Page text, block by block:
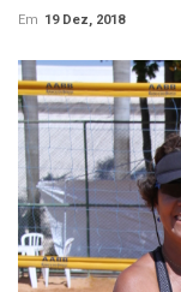
Em 19 Dez, 2018